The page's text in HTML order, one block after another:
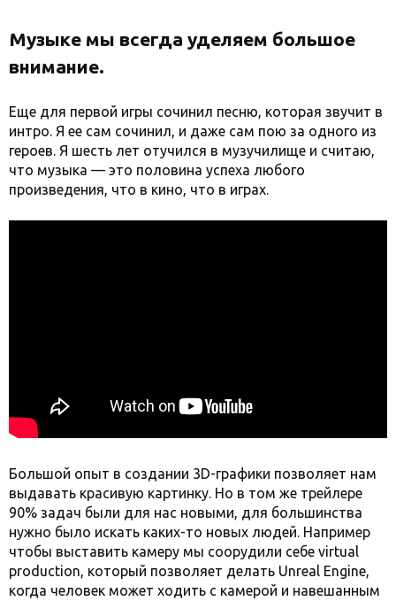
Музыке мы всегда уделяем большое
внимание.
Еще для первой игры сочинил песню, которая звучит в
интро. Я ее сам сочинил, и даже сам пою за одного из
героев. Я шесть лет отучился в музучилище и считаю,
что музыка — это половина успеха любого
произведения, что в кино, что в играх.
Большой опыт в создании 3D-графики позволяет нам
выдавать красивую картинку. Но в том же трейлере
90% задач были для нас новыми, для большинства
нужно было искать каких-то новых людей. Например
чтобы выставить камеру мы соорудили себе virtual
production, который позволяет делать Unreal Engine,
когда человек может ходить с камерой и навешанным